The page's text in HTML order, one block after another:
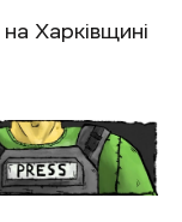
на Харківщині